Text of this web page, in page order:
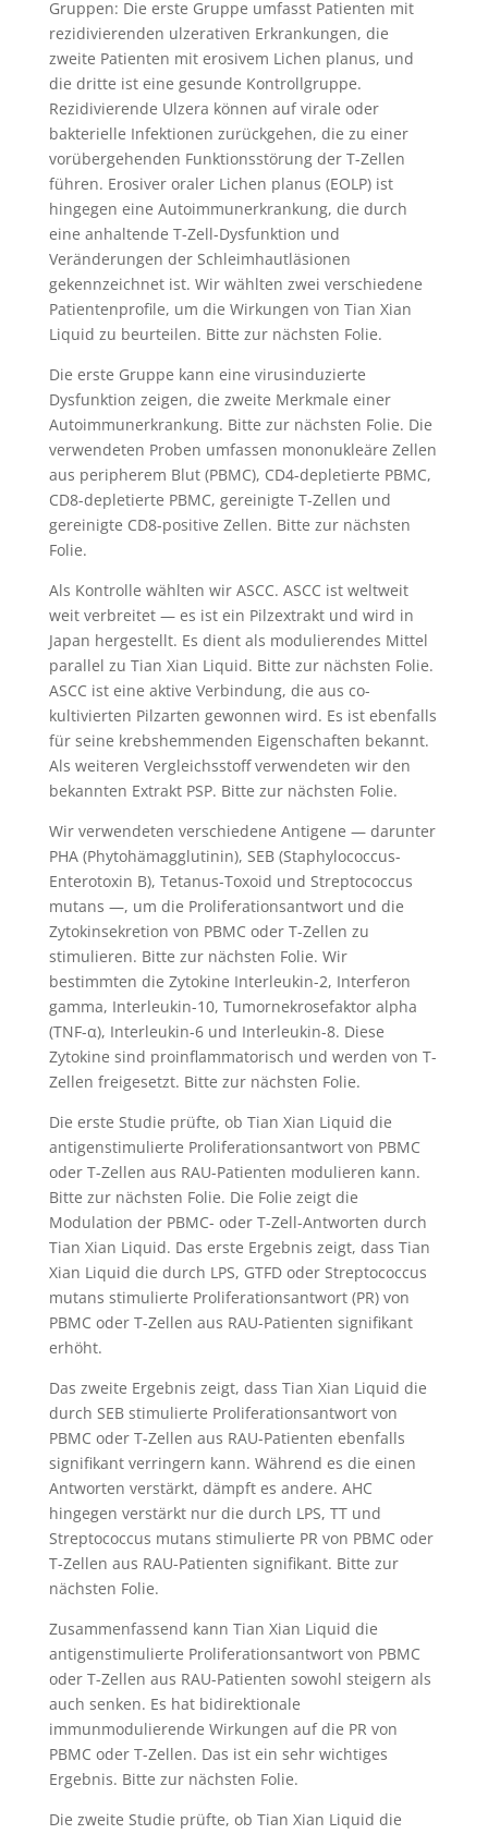
Gruppen: Die erste Gruppe umfasst Patienten mit
rezidivierenden ulzerativen Erkrankungen, die
zweite Patienten mit erosivem Lichen planus, und
die dritte ist eine gesunde Kontrollgruppe.
Rezidivierende Ulzera können auf virale oder
bakterielle Infektionen zurückgehen, die zu einer
vorübergehenden Funktionsstörung der T-Zellen
führen. Erosiver oraler Lichen planus (EOLP) ist
hingegen eine Autoimmunerkrankung, die durch
eine anhaltende T-Zell-Dysfunktion und
Veränderungen der Schleimhautläsionen
gekennzeichnet ist. Wir wählten zwei verschiedene
Patientenprofile, um die Wirkungen von Tian Xian
Liquid zu beurteilen. Bitte zur nächsten Folie.
Die erste Gruppe kann eine virusinduzierte
Dysfunktion zeigen, die zweite Merkmale einer
Autoimmunerkrankung. Bitte zur nächsten Folie. Die
verwendeten Proben umfassen mononukleäre Zellen
aus peripherem Blut (PBMC), CD4-depletierte PBMC,
CD8-depletierte PBMC, gereinigte T-Zellen und
gereinigte CD8-positive Zellen. Bitte zur nächsten
Folie.
Als Kontrolle wählten wir ASCC. ASCC ist weltweit
weit verbreitet — es ist ein Pilzextrakt und wird in
Japan hergestellt. Es dient als modulierendes Mittel
parallel zu Tian Xian Liquid. Bitte zur nächsten Folie.
ASCC ist eine aktive Verbindung, die aus co-
kultivierten Pilzarten gewonnen wird. Es ist ebenfalls
für seine krebshemmenden Eigenschaften bekannt.
Als weiteren Vergleichsstoff verwendeten wir den
bekannten Extrakt PSP. Bitte zur nächsten Folie.
Wir verwendeten verschiedene Antigene — darunter
PHA (Phytohämagglutinin), SEB (Staphylococcus-
Enterotoxin B), Tetanus-Toxoid und Streptococcus
mutans —, um die Proliferationsantwort und die
Zytokinsekretion von PBMC oder T-Zellen zu
stimulieren. Bitte zur nächsten Folie. Wir
bestimmten die Zytokine Interleukin-2, Interferon
gamma, Interleukin-10, Tumornekrosefaktor alpha
(TNF-α), Interleukin-6 und Interleukin-8. Diese
Zytokine sind proinflammatorisch und werden von T-
Zellen freigesetzt. Bitte zur nächsten Folie.
Die erste Studie prüfte, ob Tian Xian Liquid die
antigenstimulierte Proliferationsantwort von PBMC
oder T-Zellen aus RAU-Patienten modulieren kann.
Bitte zur nächsten Folie. Die Folie zeigt die
Modulation der PBMC- oder T-Zell-Antworten durch
Tian Xian Liquid. Das erste Ergebnis zeigt, dass Tian
Xian Liquid die durch LPS, GTFD oder Streptococcus
mutans stimulierte Proliferationsantwort (PR) von
PBMC oder T-Zellen aus RAU-Patienten signifikant
erhöht.
Das zweite Ergebnis zeigt, dass Tian Xian Liquid die
durch SEB stimulierte Proliferationsantwort von
PBMC oder T-Zellen aus RAU-Patienten ebenfalls
signifikant verringern kann. Während es die einen
Antworten verstärkt, dämpft es andere. AHC
hingegen verstärkt nur die durch LPS, TT und
Streptococcus mutans stimulierte PR von PBMC oder
T-Zellen aus RAU-Patienten signifikant. Bitte zur
nächsten Folie.
Zusammenfassend kann Tian Xian Liquid die
antigenstimulierte Proliferationsantwort von PBMC
oder T-Zellen aus RAU-Patienten sowohl steigern als
auch senken. Es hat bidirektionale
immunmodulierende Wirkungen auf die PR von
PBMC oder T-Zellen. Das ist ein sehr wichtiges
Ergebnis. Bitte zur nächsten Folie.
Die zweite Studie prüfte, ob Tian Xian Liquid die